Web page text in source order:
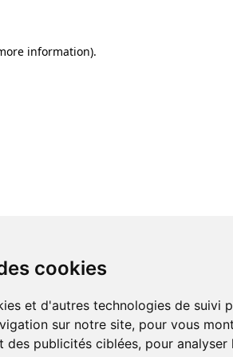
cookies
et d'autres technologies de suivi
sur notre site, pour vous
des publicités ciblées, pour
information).